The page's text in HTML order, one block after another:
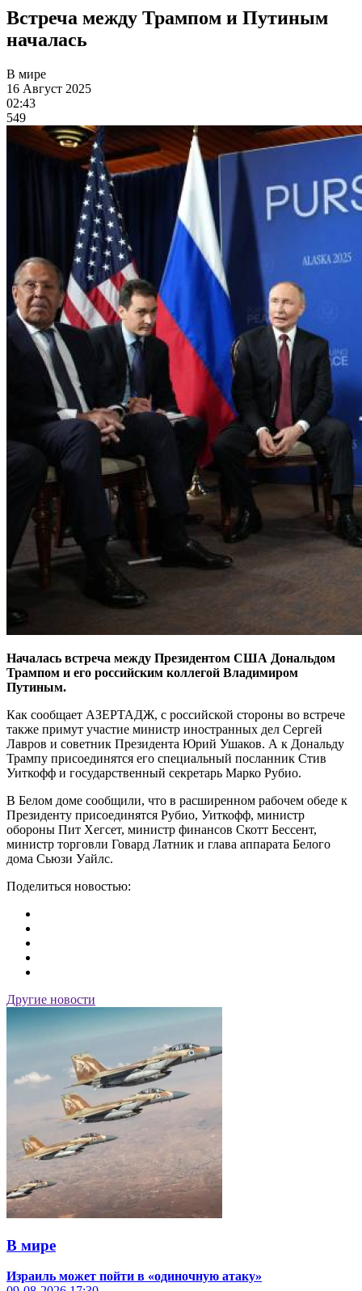
Встреча между Трампом и Путиным
началась
В мире
16 Август 2025
02:43
549
Началась встреча между Президентом США Дональдом
Трампом и его российским коллегой Владимиром
Путиным.
Как сообщает AЗЕРТАДЖ, с российской стороны во встрече
также примут участие министр иностранных дел Сергей
Лавров и советник Президента Юрий Ушаков. А к Дональду
Трампу присоединятся его специальный посланник Стив
Уиткофф и государственный секретарь Марко Рубио.
В Белом доме сообщили, что в расширенном рабочем обеде к
Президенту присоединятся Рубио, Уиткофф, министр
обороны Пит Хегсет, министр финансов Скотт Бессент,
министр торговли Говард Латник и глава аппарата Белого
дома Сьюзи Уайлс.
Поделиться новостью:
Другие новости
В мире
Израиль может пойти в «одиночную атаку»